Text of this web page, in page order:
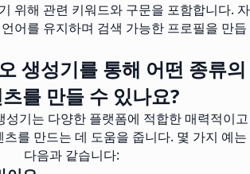
위해 관련 키워드와 구문을 포함합니다. 자
어를 유지하며 검색 가능한 프로필을 만듭
생성기를 통해 어떤 종류의
를 만들 수 있나요?
성기는 다양한 플랫폼에 적합한 매력적이고
를 만드는 데 도움을 줍니다. 몇 가지 예는
다음과 같습니다: